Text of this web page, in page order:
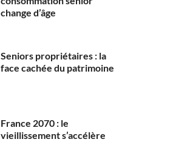
change d’âge
Seniors propriétaires : la
face cachée du patrimoine
France 2070 : le
vieillissement s’accélère